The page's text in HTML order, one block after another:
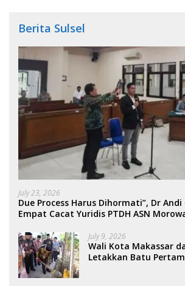
Berita Sulsel
July 23, 2026
Due Process Harus Dihormati”, Dr
Empat Cacat Yuridis PTDH ASN
July 9, 2026
Wali Kota Makassar
Letakkan Batu